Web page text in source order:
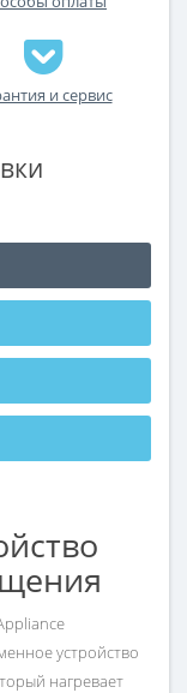
и сервис
устройство
нагревает